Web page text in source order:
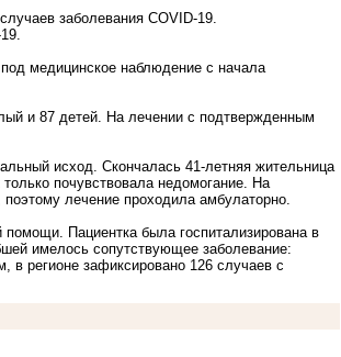
заболевания COVID-19.
медицинское наблюдение с начала
и 87 детей. На лечении с подтвержденным
исход. Скончалась 41-летняя жительница
почувствовала недомогание. На
лечение проходила амбулаторно.
Пациентка была госпитализирована в
имелось сопутствующее заболевание:
в регионе зафиксировано 126 случаев с